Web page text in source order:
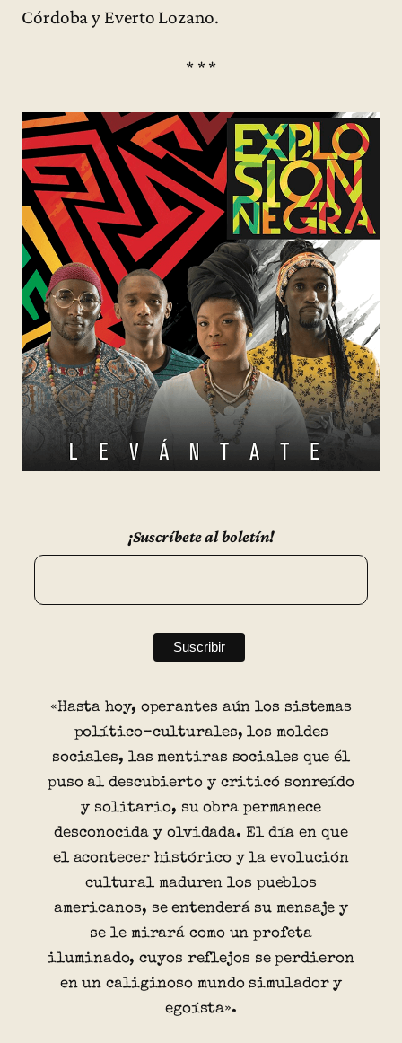
Córdoba y Everto Lozano.
* * *
¡Suscríbete al boletín!
«Hasta hoy, operantes aún los sistemas
político-culturales, los moldes
sociales, las mentiras sociales que él
puso al descubierto y criticó sonreído
y solitario, su obra permanece
desconocida y olvidada. El día en que
el acontecer histórico y la evolución
cultural maduren los pueblos
americanos, se entenderá su mensaje y
se le mirará como un profeta
iluminado, cuyos reflejos se perdieron
en un caliginoso mundo simulador y
egoísta».